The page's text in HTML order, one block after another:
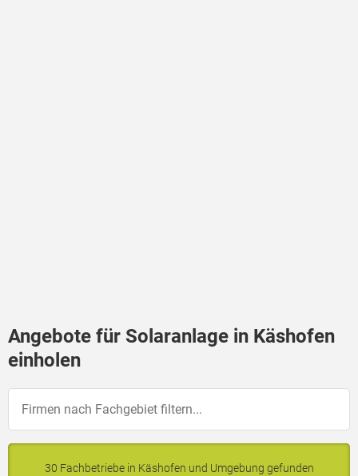
Angebote für Solaranlage in Käshofen
einholen
30 Fachbetriebe in Käshofen und Umgebung gefunden